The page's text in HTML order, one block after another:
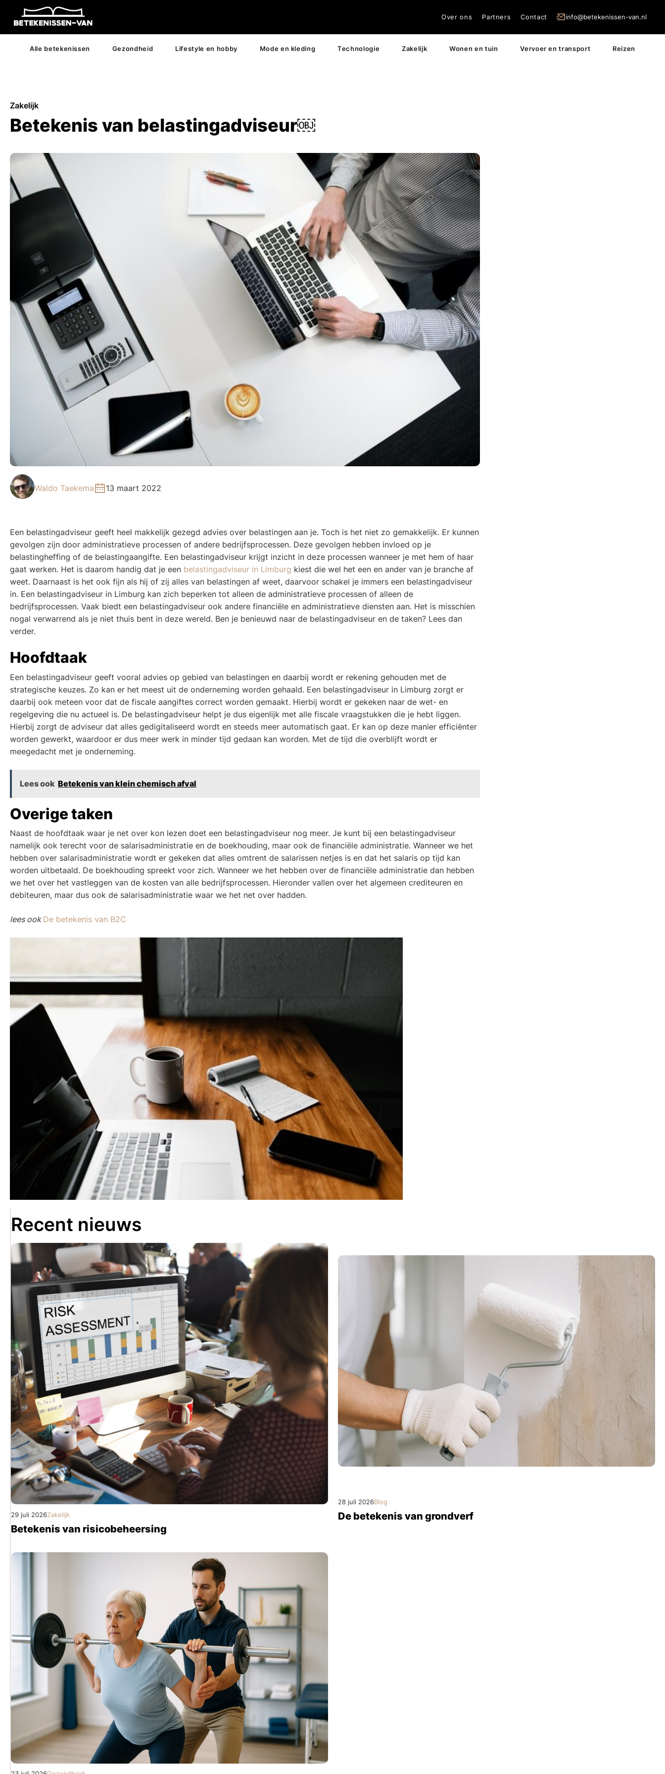
Over ons Partners Contact info@betekenissen-van.nl
Alle betekenissen Gezondheid Lifestyle en hobby Mode en kleding Technologie Zakelijk Wonen en tuin Vervoer en transport Reizen
Zakelijk
Betekenis van belastingadviseur￼
Waldo Taekema 13 maart 2022
Een belastingadviseur geeft heel makkelijk gezegd advies over belastingen aan je. Toch is het niet zo gemakkelijk. Er kunnen
gevolgen zijn door administratieve processen of andere bedrijfsprocessen. Deze gevolgen hebben invloed op je
belastingheffing of de belastingaangifte. Een belastingadviseur krijgt inzicht in deze processen wanneer je met hem of haar
gaat werken. Het is daarom handig dat je een belastingadviseur in Limburg kiest die wel het een en ander van je branche af
weet. Daarnaast is het ook fijn als hij of zij alles van belastingen af weet, daarvoor schakel je immers een belastingadviseur
in. Een belastingadviseur in Limburg kan zich beperken tot alleen de administratieve processen of alleen de
bedrijfsprocessen. Vaak biedt een belastingadviseur ook andere financiële en administratieve diensten aan. Het is misschien
nogal verwarrend als je niet thuis bent in deze wereld. Ben je benieuwd naar de belastingadviseur en de taken? Lees dan
verder.
Hoofdtaak
Een belastingadviseur geeft vooral advies op gebied van belastingen en daarbij wordt er rekening gehouden met de
strategische keuzes. Zo kan er het meest uit de onderneming worden gehaald. Een belastingadviseur in Limburg zorgt er
daarbij ook meteen voor dat de fiscale aangiftes correct worden gemaakt. Hierbij wordt er gekeken naar de wet- en
regelgeving die nu actueel is. De belastingadviseur helpt je dus eigenlijk met alle fiscale vraagstukken die je hebt liggen.
Hierbij zorgt de adviseur dat alles gedigitaliseerd wordt en steeds meer automatisch gaat. Er kan op deze manier efficiënter
worden gewerkt, waardoor er dus meer werk in minder tijd gedaan kan worden. Met de tijd die overblijft wordt er
meegedacht met je onderneming.
Lees ook Betekenis van klein chemisch afval
Overige taken
Naast de hoofdtaak waar je net over kon lezen doet een belastingadviseur nog meer. Je kunt bij een belastingadviseur
namelijk ook terecht voor de salarisadministratie en de boekhouding, maar ook de financiële administratie. Wanneer we het
hebben over salarisadministratie wordt er gekeken dat alles omtrent de salarissen netjes is en dat het salaris op tijd kan
worden uitbetaald. De boekhouding spreekt voor zich. Wanneer we het hebben over de financiële administratie dan hebben
we het over het vastleggen van de kosten van alle bedrijfsprocessen. Hieronder vallen over het algemeen crediteuren en
debiteuren, maar dus ook de salarisadministratie waar we het net over hadden.
lees ook De betekenis van B2C
Recent nieuws
29 juli 2026Zakelijk
Betekenis van risicobeheersing
28 juli 2026Blog
De betekenis van grondverf